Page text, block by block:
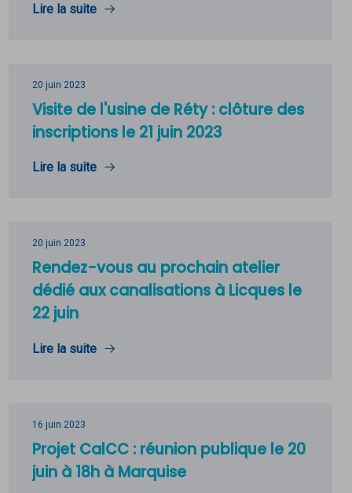
Lire la suite
20 juin 2023
Visite de l'usine de Réty : clôture des
inscriptions le 21 juin 2023
Lire la suite
20 juin 2023
Rendez-vous au prochain atelier
dédié aux canalisations à Licques le
22 juin
Lire la suite
16 juin 2023
Projet CalCC : réunion publique le 20
juin à 18h à Marquise